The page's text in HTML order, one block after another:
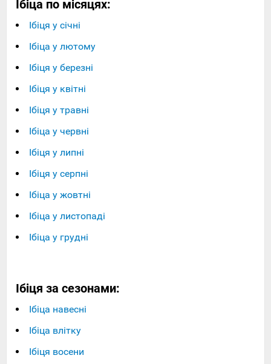
Ібіца по місяцях:
Ібіця у січні
Ібіца у лютому
Ібіця у березні
Ібіця у квітні
Ібіця у травні
Ібіца у червні
Ібіця у липні
Ібіця у серпні
Ібіца у жовтні
Ібіца у листопаді
Ібіца у грудні
Ібіця за сезонами:
Ібіца навесні
Ібіца влітку
Ібіця восени